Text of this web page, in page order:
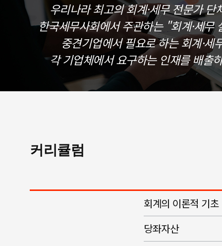
우리나라 최고의 회계·세무 전문가
한국세무사회에서 주관하는 "회계·세무
중견기업에서 필요로 하는 회계·세
각 기업체에서 요구하는 인재를 배출
커리큘럼
회계의 이론적 기초
당좌자산